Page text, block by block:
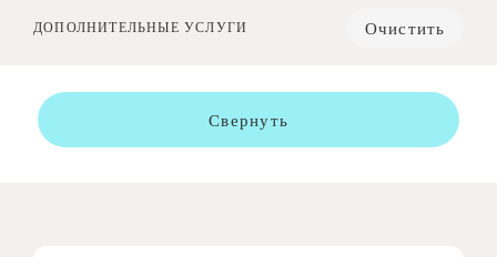
ДОПОЛНИТЕЛЬНЫЕ УСЛУГИ Очистить
Свернуть